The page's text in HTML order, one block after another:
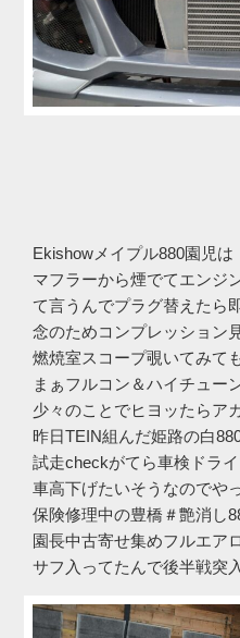
Ekishowメイプル880園児は
マフラーから煙でてエンジ
て言うんでプラグ替えたら
念のためコンプレッション
燃焼室スコープ覗いてみて
まぁフルコン＆ハイチュー
少々のことでヒヨッたらア
昨日TEIN組んだ姫路の白
試走checkがてら車検ドライ
車高下げたいそうなのでや
保険修理中の豊橋＃艶消し
園長中古寄せ集めフルエア
サフ入ってたんで後半戦突